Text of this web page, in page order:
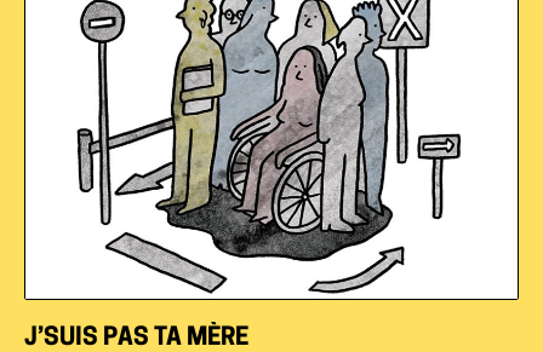
J’SUIS PAS TA MÈRE